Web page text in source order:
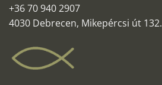
+36 70 940 2907
4030 Debrecen, Mikepércsi út 132.